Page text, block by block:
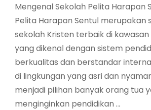
Mengenal Sekolah Pelita Harapan
Pelita Harapan Sentul merupakan
sekolah Kristen terbaik di kawasan
yang dikenal dengan sistem
berkualitas dan berstandar
di lingkungan yang asri dan
menjadi pilihan banyak orang tua
menginginkan pendidikan …